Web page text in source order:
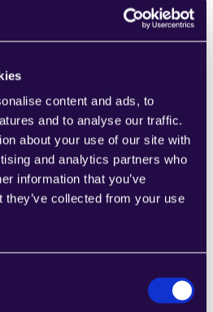
content and ads, to
and to analyse our traffic.
about your use of our site with
and analytics partners who
information that you’ve
they’ve collected from your use
المتنامي.
Learn more
2markdown